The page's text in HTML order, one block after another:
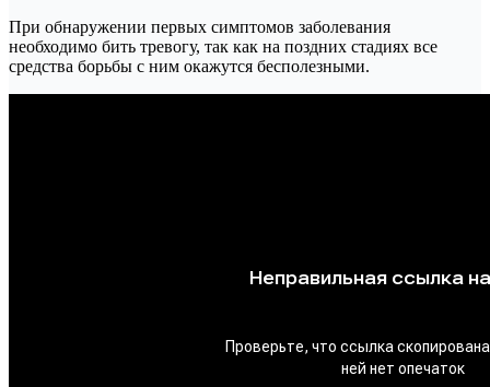
При обнаружении первых симптомов заболевания
необходимо бить тревогу, так как на поздних стадиях все
средства борьбы с ним окажутся бесполезными.